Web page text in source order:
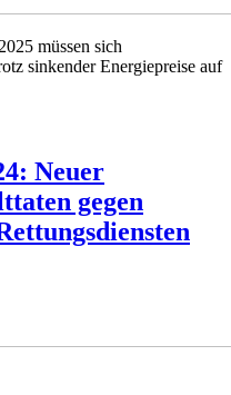
müssen sich
sinkender Energiepreise auf
Neuer
gegen